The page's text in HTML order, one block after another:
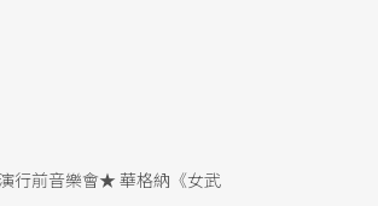
行前音樂會★ 華格納《女武